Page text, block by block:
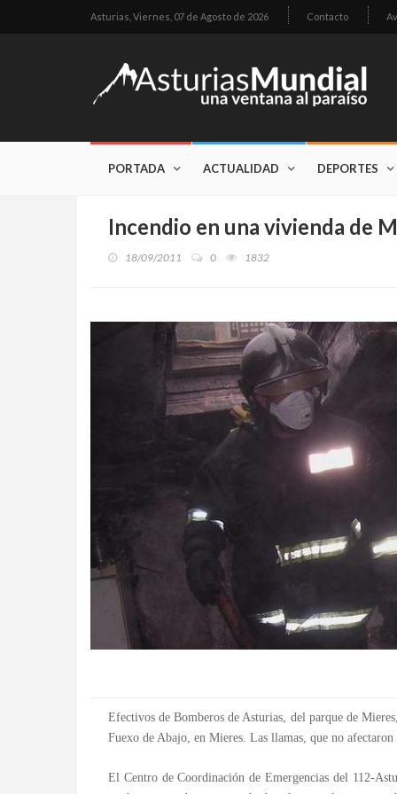
Asturias, Viernes, 07 de Agosto de 2026 Contacto
PORTADA ACTUALIDAD DEPORTES
Incendio en una vivienda de
18/09/2011 0 1832
Efectivos de Bomberos de Asturias, del parque de
Fuexo de Abajo, en Mieres. Las llamas, que no
El Centro de Coordinación de Emergencias del 112-